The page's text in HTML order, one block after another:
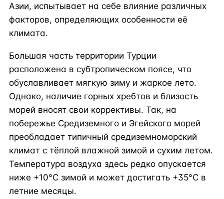
Азии, испытывает на себе влияние различных
факторов, определяющих особенности её
климата.
Большая часть территории Турции
расположена в субтропическом поясе, что
обуславливает мягкую зиму и жаркое лето.
Однако, наличие горных хребтов и близость
морей вносят свои коррективы. Так, на
побережье Средиземного и Эгейского морей
преобладает типичный средиземноморский
климат с тёплой влажной зимой и сухим летом.
Температура воздуха здесь редко опускается
ниже +10°C зимой и может достигать +35°C в
летние месяцы.